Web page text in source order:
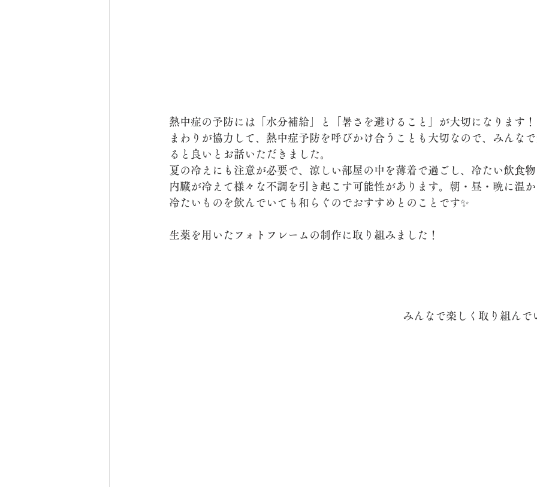
熱中症の予防には「水分補給」と「暑さを避けること」が大切になります！
まわりが協力して、熱中症予防を呼びかけ合うことも大切なので、みんな
ると良いとお話いただきました。
夏の冷えにも注意が必要で、涼しい部屋の中を薄着で過ごし、冷たい飲食物
内臓が冷えて様々な不調を引き起こす可能性があります。朝・昼・晩に温か
冷たいものを飲んでいても和らぐのでおすすめとのことです✨
生薬を用いたフォトフレームの制作に取り組みました！
みんなで楽しく取り組んで